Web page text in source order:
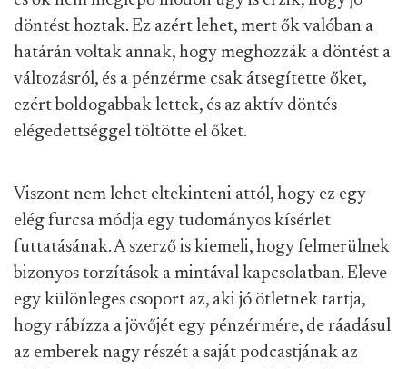
döntést hoztak. Ez azért lehet, mert ők valóban a
határán voltak annak, hogy meghozzák a döntést a
változásról, és a pénzérme csak átsegítette őket,
ezért boldogabbak lettek, és az aktív döntés
elégedettséggel töltötte el őket.
Viszont nem lehet eltekinteni attól, hogy ez egy
elég furcsa módja egy tudományos kísérlet
futtatásának. A szerző is kiemeli, hogy felmerülnek
bizonyos torzítások a mintával kapcsolatban. Eleve
egy különleges csoport az, aki jó ötletnek tartja,
hogy rábízza a jövőjét egy pénzérmére, de ráadásul
az emberek nagy részét a saját podcastjának az